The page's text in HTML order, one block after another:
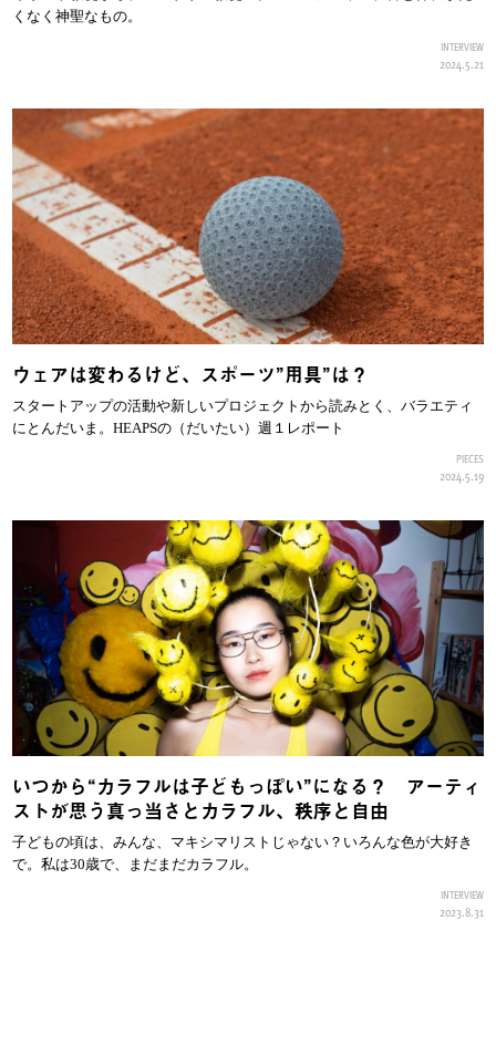
くなく神聖なもの。
INTERVIEW
2024.5.21
ウェアは変わるけど、スポーツ”用具”は？
スタートアップの活動や新しいプロジェクトから読みとく、バラエティ
にとんだいま。HEAPSの（だいたい）週１レポート
PIECES
2024.5.19
いつから“カラフルは子どもっぽい”になる？ アーティ
ストが思う真っ当さとカラフル、秩序と自由
子どもの頃は、みんな、マキシマリストじゃない？いろんな色が大好き
で。私は30歳で、まだまだカラフル。
INTERVIEW
2023.8.31